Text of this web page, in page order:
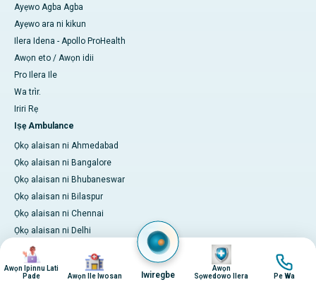
Ayẹwo Agba Agba
Ayẹwo ara ni kikun
Ilera Idena - Apollo ProHealth
Awọn eto / Awọn idii
Pro Ilera Ile
Wa trìr.
Iriri Rẹ
Iṣẹ Ambulance
Ọkọ alaisan ni Ahmedabad
Ọkọ alaisan ni Bangalore
Ọkọ alaisan ni Bhubaneswar
Ọkọ alaisan ni Bilaspur
Ọkọ alaisan ni Chennai
Ọkọ alaisan ni Delhi
Ọkọ alaisan ni Guwahati
Ọkọ alaisan ni Hyderabad
Ambulansi ni Indore
aworan
Awọn Ipinnu Lati
Pade
aworan
Awọn Ile Iwosan Iwiregbe
aworan
Awọn
Sọwedowo Ilera
aworan
Pe Wa